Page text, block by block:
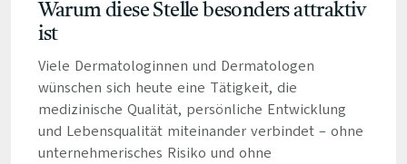
Warum diese Stelle besonders attraktiv
ist
Viele Dermatologinnen und Dermatologen
wünschen sich heute eine Tätigkeit, die
medizinische Qualität, persönliche Entwicklung
und Lebensqualität miteinander verbindet – ohne
unternehmerisches Risiko und ohne